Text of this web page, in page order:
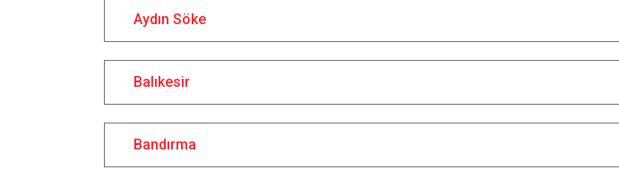
Aydın Söke
Balıkesir
Bandırma